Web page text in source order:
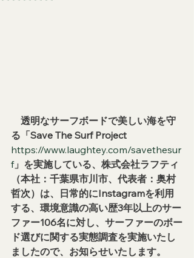
透明なサーフボードで美しい海を守
る「Save The Surf Project
https://www.laughtey.com/savethesur
f」を実施している、株式会社ラフティ
（本社：千葉県市川市、代表者：奥村
哲次）は、日常的にInstagramを利用
する、環境意識の高い歴3年以上のサー
ファー106名に対し、サーファーのボー
ド選びに関する実態調査を実施いたし
ましたので、お知らせいたします。